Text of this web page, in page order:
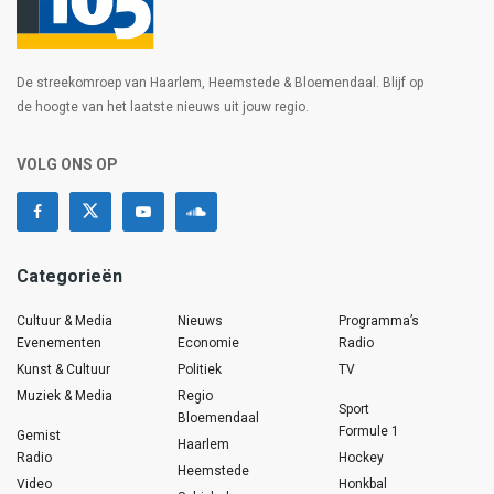
De streekomroep van Haarlem, Heemstede & Bloemendaal. Blijf op
de hoogte van het laatste nieuws uit jouw regio.
VOLG ONS OP
Categorieën
Cultuur & Media
Evenementen
Kunst & Cultuur
Muziek & Media
Gemist
Radio
Video
Nieuws
Economie
Politiek
Regio
Bloemendaal
Haarlem
Heemstede
Programma’s
Radio
TV
Sport
Formule 1
Hockey
Honkbal